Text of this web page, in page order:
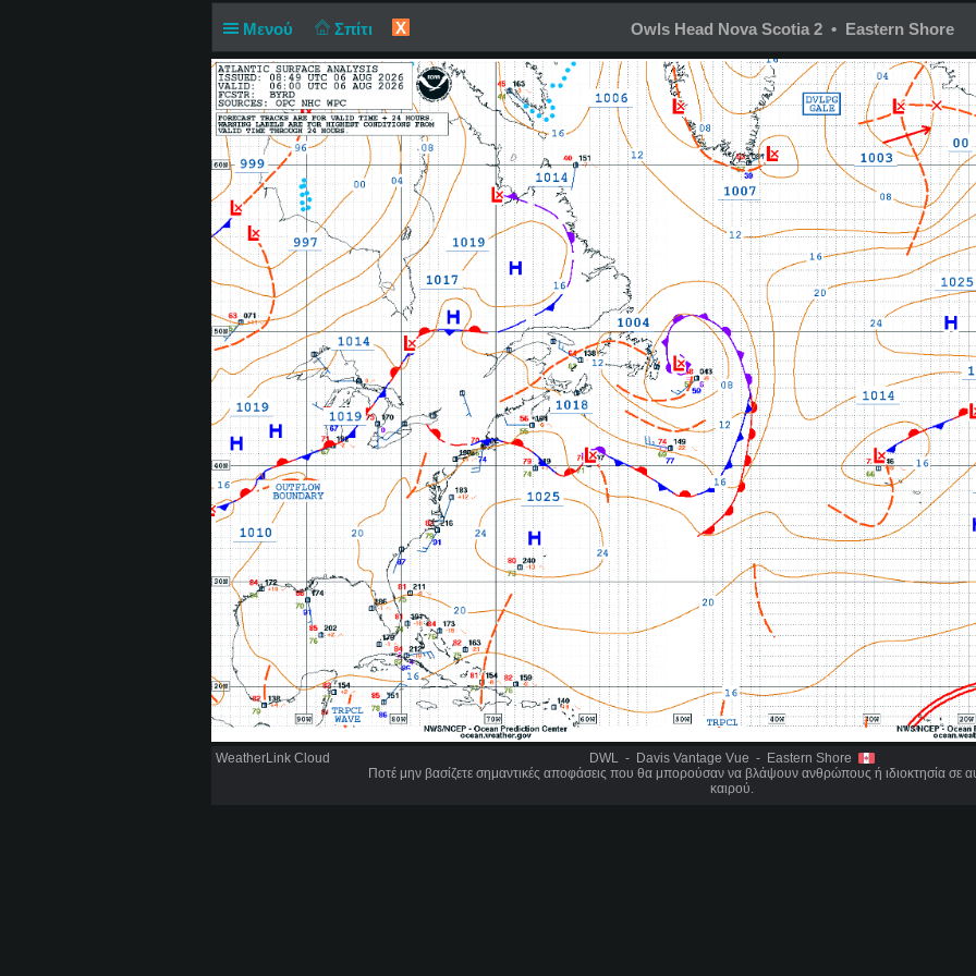
Μενού Σπίτι X Owls Head Nova Scotia 2 • Eastern Shore
WeatherLink Cloud
DWL - Davis Vantage Vue - Eastern Shore
Ποτέ μην βασίζετε σημαντικές αποφάσεις που θα μπορούσαν να βλάψουν ανθρώπους ή ιδιοκτησία σε
καιρού.